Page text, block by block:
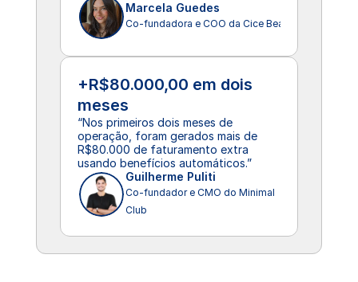
Marcela Guedes
Co-fundadora e COO da Cice Beachwear
+R$80.000,00 em dois
meses
“Nos primeiros dois meses de
operação, foram gerados mais de
R$80.000 de faturamento extra
usando benefícios automáticos.”
Guilherme Puliti
Co-fundador e CMO do Minimal
Club